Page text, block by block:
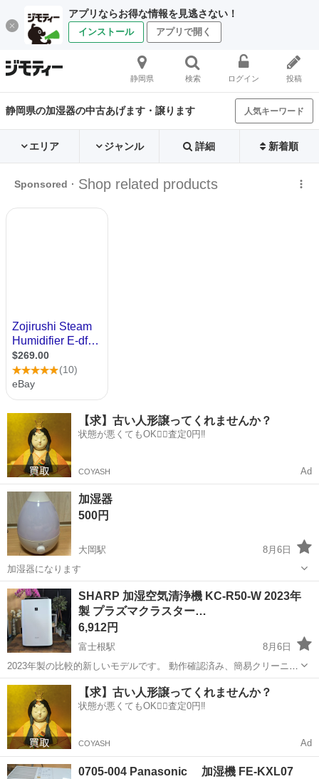
アプリならお得な情報を見逃さない！
インストール アプリで開く
静岡県 検索 ログイン 投稿
静岡県の加湿器の中古あげます・譲ります 人気キーワード
エリア ジャンル 詳細 新着順
【求】古い人形譲ってくれませんか？
状態が悪くてもOK🙆‍♀️査定0円‼️
COYASH Ad
加湿器
500円
大岡駅
8月6日
加湿器になります
静岡 沼津市 季節、空調家電
SHARP 加湿空気清浄機 KC-R50-W 2023年
製 プラズマクラスター…
6,912円
富士根駅
8月6日
2023年製の比較的新しいモデルです。 動作確認済み、簡易クリーニン
グ済みです。 商品詳細 メーカー：SHARP 型番：KC-R50-W 2023年製
プラズマクラスター7000搭載 加湿機能付き カ...
静岡 富士宮市 富士根駅 季節、空調家電
【求】古い人形譲ってくれませんか？
状態が悪くてもOK🙆‍♀️査定0円‼️
COYASH Ad
0705-004 Panasonic 加湿機 FE-KXL07